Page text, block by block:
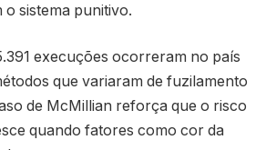
o sistema punitivo.
execuções ocorreram no país
que variaram de fuzilamento
de McMillian reforça que o risco
quando fatores como cor da